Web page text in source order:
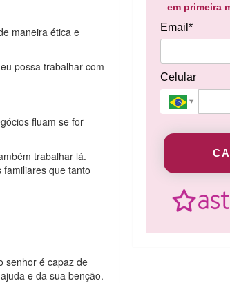
maneira ética e
possa trabalhar com
fluam se for
trabalhar lá.
que tanto
senhor é capaz de
e da sua benção.
em primeira
Email*
Celular